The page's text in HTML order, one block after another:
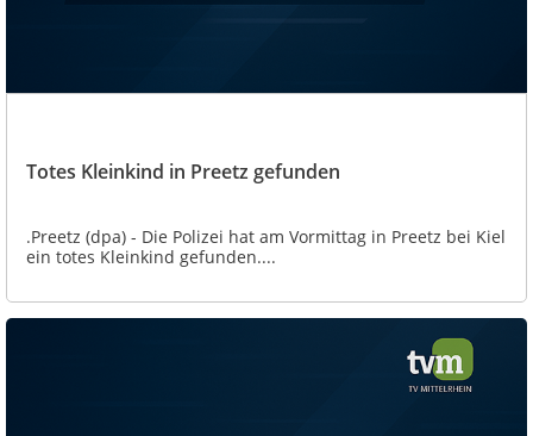
Totes Kleinkind in Preetz gefunden
.Preetz (dpa) - Die Polizei hat am Vormittag in Preetz bei Kiel
ein totes Kleinkind gefunden....